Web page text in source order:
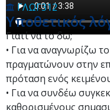
ΓΛΩΓ312
Υποθετικός
Γιατί να το δω;
• Για να αναγνωρίζω
πραγματώνουν στην
πρόταση ενός
• Για να συνδέω
καθορισμένους